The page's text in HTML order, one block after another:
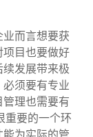
而言想要获
目也要做好
发展带来极
须要有专业
理也需要有
重要的一个环